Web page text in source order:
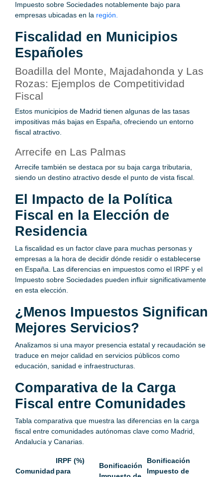
Impuesto sobre Sociedades notablemente bajo para
empresas ubicadas en la región.
Fiscalidad en Municipios
Españoles
Boadilla del Monte, Majadahonda y Las
Rozas: Ejemplos de Competitividad
Fiscal
Estos municipios de Madrid tienen algunas de las tasas
impositivas más bajas en España, ofreciendo un entorno
fiscal atractivo.
Arrecife en Las Palmas
Arrecife también se destaca por su baja carga tributaria,
siendo un destino atractivo desde el punto de vista fiscal.
El Impacto de la Política
Fiscal en la Elección de
Residencia
La fiscalidad es un factor clave para muchas personas y
empresas a la hora de decidir dónde residir o establecerse
en España. Las diferencias en impuestos como el IRPF y el
Impuesto sobre Sociedades pueden influir significativamente
en esta elección.
¿Menos Impuestos Significan
Mejores Servicios?
Analizamos si una mayor presencia estatal y recaudación se
traduce en mejor calidad en servicios públicos como
educación, sanidad e infraestructuras.
Comparativa de la Carga
Fiscal entre Comunidades
Tabla comparativa que muestra las diferencias en la carga
fiscal entre comunidades autónomas clave como Madrid,
Andalucía y Canarias.
Comunidad
IRPF (%)
para
Bonificación
Bonificación
Impuesto de